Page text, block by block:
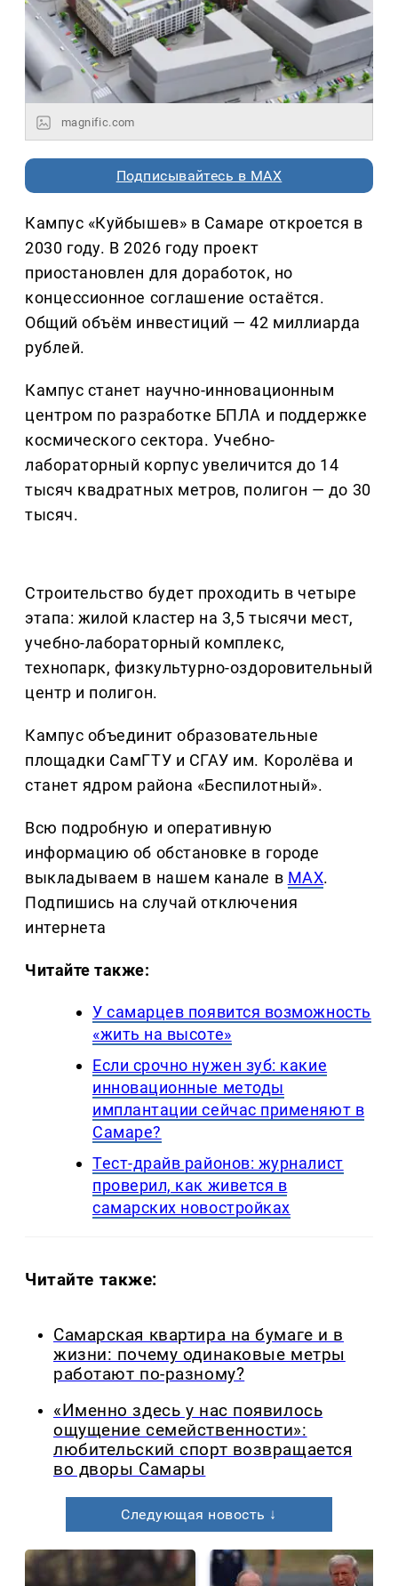
magnific.com
Подписывайтесь в MAX
Кампус «Куйбышев» в Самаре откроется в
2030 году. В 2026 году проект
приостановлен для доработок, но
концессионное соглашение остаётся.
Общий объём инвестиций — 42 миллиарда
рублей.
Кампус станет научно-инновационным
центром по разработке БПЛА и поддержке
космического сектора. Учебно-
лабораторный корпус увеличится до 14
тысяч квадратных метров, полигон — до 30
тысяч.
Строительство будет проходить в четыре
этапа: жилой кластер на 3,5 тысячи мест,
учебно-лабораторный комплекс,
технопарк, физкультурно-оздоровительный
центр и полигон.
Кампус объединит образовательные
площадки СамГТУ и СГАУ им. Королёва и
станет ядром района «Беспилотный».
Всю подробную и оперативную
информацию об обстановке в городе
выкладываем в нашем канале в MAX.
Подпишись на случай отключения
интернета
Читайте также:
У самарцев появится возможность
«жить на высоте»
Если срочно нужен зуб: какие
инновационные методы
имплантации сейчас применяют в
Самаре?
Тест-драйв районов: журналист
проверил, как живется в
самарских новостройках
Читайте также:
Самарская квартира на бумаге и в
жизни: почему одинаковые метры
работают по-разному?
«Именно здесь у нас появилось
ощущение семейственности»:
любительский спорт возвращается
во дворы Самары
Следующая новость ↓